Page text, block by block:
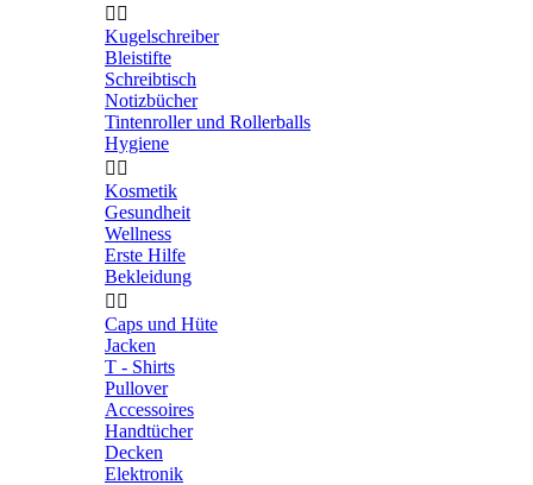
 
Kugelschreiber
Bleistifte
Schreibtisch
Notizbücher
Tintenroller und Rollerballs
Hygiene
 
Kosmetik
Gesundheit
Wellness
Erste Hilfe
Bekleidung
 
Caps und Hüte
Jacken
T - Shirts
Pullover
Accessoires
Handtücher
Decken
Elektronik